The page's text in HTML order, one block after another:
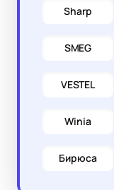
Sharp
SMEG
VESTEL
Winia
Бирюса